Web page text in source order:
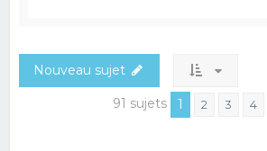
Nouveau sujet
91 sujets 1 2 3 4